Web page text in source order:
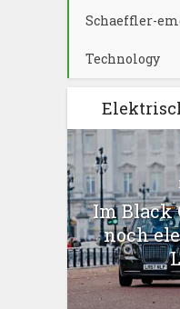
Schaeffler-
Technology
Im Black
noch